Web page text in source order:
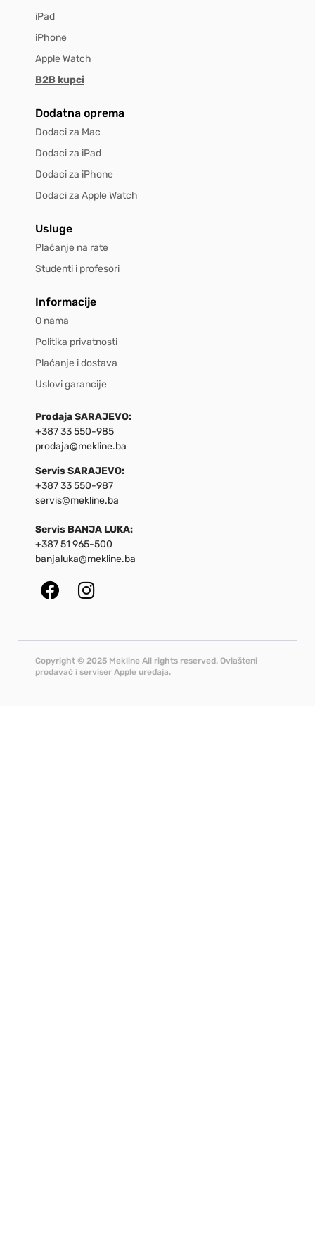
iPad
iPhone
Apple Watch
B2B kupci
Dodatna oprema
Dodaci za Mac
Dodaci za iPad
Dodaci za iPhone
Dodaci za Apple Watch
Usluge
Plaćanje na rate
Studenti i profesori
Informacije
O nama
Politika privatnosti
Plaćanje i dostava
Uslovi garancije
Prodaja SARAJEVO:
+387 33 550-985
prodaja@mekline.ba
Servis SARAJEVO:
+387 33 550-987
servis@mekline.ba
Servis BANJA LUKA:
+387 51 965-500
banjaluka@mekline.ba
Copyright © 2025 Mekline All rights reserved. Ovlašteni
prodavač i serviser Apple uređaja.